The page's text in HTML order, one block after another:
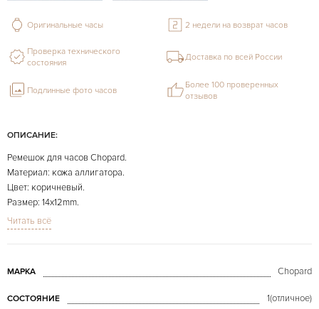
ОПИСАНИЕ:
Ремешок для часов Chopard.
Материал: кожа аллигатора.
Цвет: коричневый.
Размер: 14х12mm.
Длина: 110х80mm.
На фото представлено конкретно продаваемое изделие.
Читать всё
МАРКА Chopard
СОСТОЯНИЕ 1(отличное)
Оригинальные часы 2 недели на возврат часов
Проверка технического
состояния
Доставка по всей России
Подлинные фото часов
Более 100 проверенных
отзывов